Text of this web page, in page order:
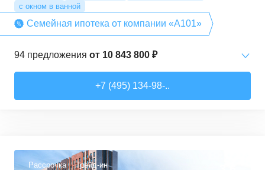
с окном в ванной
Семейная ипотека от компании «А101»
94 предложения от 10 843 800 ₽
+7 (495) 134-98-..
Рассрочка Трейд-ин